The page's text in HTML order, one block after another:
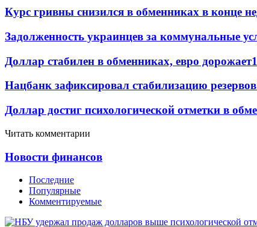
Курс гривны снизился в обменниках в конце
Задолженность украинцев за коммунальные
Доллар стабилен в обменниках, евро дорожает
Нацбанк зафиксировал стабилизацию резервов
Доллар достиг психологической отметки в
Читать комментарии
Новости финансов
Последние
Популярные
Комментируемые